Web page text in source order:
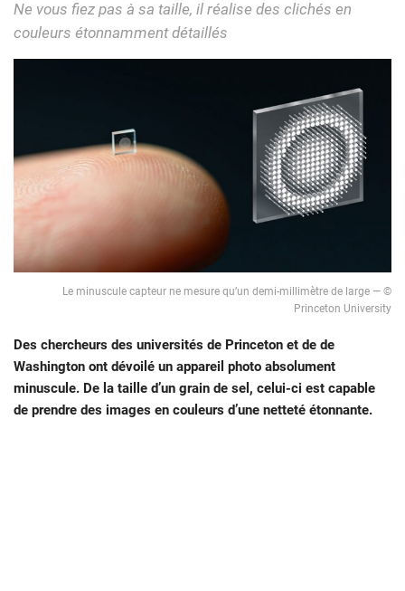
Ne vous fiez pas à sa taille, il réalise des clichés en
couleurs étonnamment détaillés
Le minuscule capteur ne mesure qu’un demi-millimètre de large — ©
Princeton University
Des chercheurs des universités de Princeton et de de
Washington ont dévoilé un appareil photo absolument
minuscule. De la taille d’un grain de sel, celui-ci est capable
de prendre des images en couleurs d’une netteté étonnante.